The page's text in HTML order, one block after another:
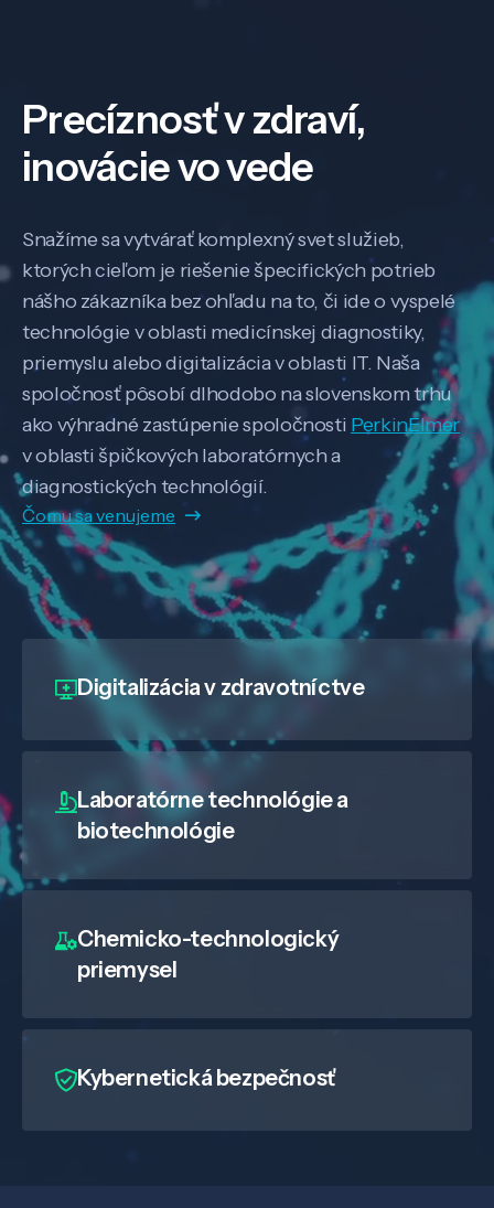
Precíznosť v zdraví,
inovácie vo vede
Snažíme sa vytvárať komplexný svet služieb,
ktorých cieľom je riešenie špecifických potrieb
nášho zákazníka bez ohľadu na to, či ide o vyspelé
technológie v oblasti medicínskej diagnostiky,
priemyslu alebo digitalizácia v oblasti IT. Naša
spoločnosť pôsobí dlhodobo na slovenskom trhu
ako výhradné zastúpenie spoločnosti PerkinElmer
v oblasti špičkových laboratórnych a
diagnostických technológií.
Čomu sa venujeme
Digitalizáciav zdravotníctve
Laboratórne technológie a
biotechnológie
Chemicko-technologický
priemysel
Kybernetická bezpečnosť